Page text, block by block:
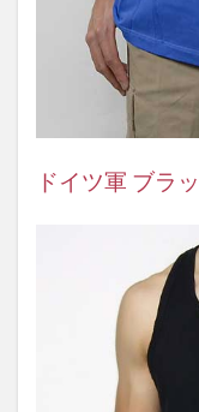
ドイツ軍 ブラ